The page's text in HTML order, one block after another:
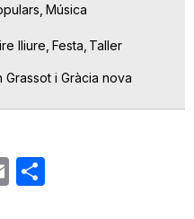
Música
lliure Festa Taller
Grassot i Gràcia nova
Email